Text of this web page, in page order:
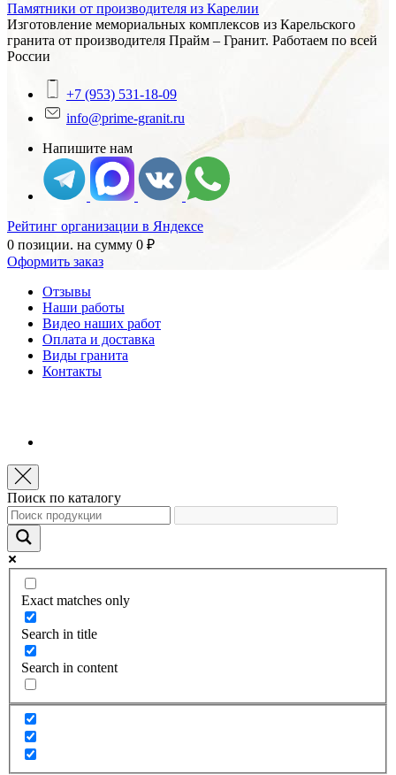
Памятники от производителя из Карелии
Изготовление мемориальных комплексов из Карельского
гранита от производителя Прайм – Гранит. Работаем по всей
России
+7 (953) 531-18-09
info@prime-granit.ru
Напишите нам
Рейтинг организации в Яндексе
0 позиции. на сумму 0 ₽
Оформить заказ
Отзывы
Наши работы
Видео наших работ
Оплата и доставка
Виды гранита
Контакты
Поиск по каталогу
Exact matches only
Search in title
Search in content